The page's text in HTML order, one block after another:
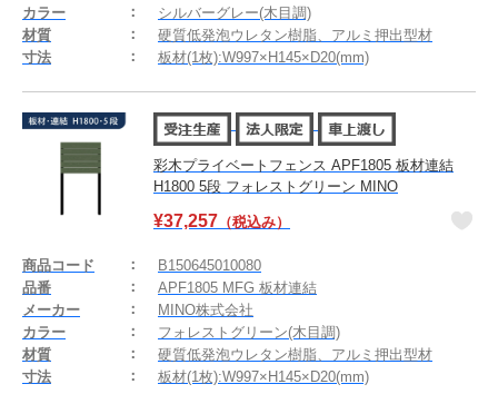
カラー
シルバーグレー(木目調)
材質
硬質低発泡ウレタン樹脂、アルミ押出型材
寸法
板材(1枚):W997×H145×D20(mm)
彩木プライベートフェンス APF1805 板材連結
H1800 5段 フォレストグリーン MINO
¥37,257 （税込み）
商品コード
B150645010080
品番
APF1805 MFG 板材連結
メーカー
MINO株式会社
カラー
フォレストグリーン(木目調)
材質
硬質低発泡ウレタン樹脂、アルミ押出型材
寸法
板材(1枚):W997×H145×D20(mm)